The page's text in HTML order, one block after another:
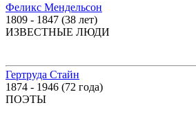
Феликс Мендельсон
1809 - 1847 (38 лет)
ИЗВЕСТНЫЕ ЛЮДИ
Гертруда Стайн
1874 - 1946 (72 года)
ПОЭТЫ